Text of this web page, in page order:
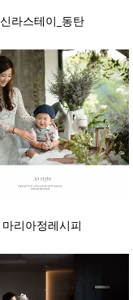
신라스테이_동탄
마리아정레시피